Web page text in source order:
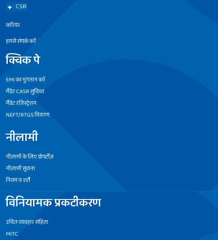
CSR
करियर
हमसे संपर्क करें
क्विक पे
EMI का भुगतान करें
मैंडेट CASR सुविधा
मैंडेट रजिस्ट्रेशन
NEFT/RTGS विवरण
नीलामी
नीलामी के लिए प्रॉपर्टीज़
नीलामी सूचना
नियम व शर्तें
विनियामक प्रकटीकरण
उचित व्यवहार संहिता
MITC